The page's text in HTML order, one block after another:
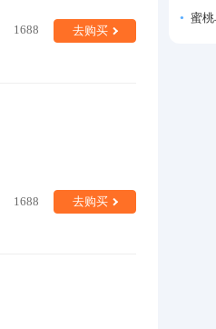
1688 去购买
1688 去购买